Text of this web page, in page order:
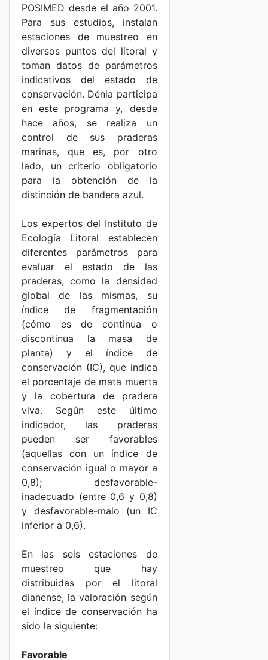
POSIMED desde el año 2001.
Para sus estudios, instalan
estaciones de muestreo en
diversos puntos del litoral y
toman datos de parámetros
indicativos del estado de
conservación. Dénia participa
en este programa y, desde
hace años, se realiza un
control de sus praderas
marinas, que es, por otro
lado, un criterio obligatorio
para la obtención de la
distinción de bandera azul.
Los expertos del Instituto de
Ecología Litoral establecen
diferentes parámetros para
evaluar el estado de las
praderas, como la densidad
global de las mismas, su
índice de fragmentación
(cómo es de continua o
discontinua la masa de
planta) y el índice de
conservación (IC), que indica
el porcentaje de mata muerta
y la cobertura de pradera
viva. Según este último
indicador, las praderas
pueden ser favorables
(aquellas con un índice de
conservación igual o mayor a
0,8); desfavorable-
inadecuado (entre 0,6 y 0,8)
y desfavorable-malo (un IC
inferior a 0,6).
En las seis estaciones de
muestreo que hay
distribuidas por el litoral
dianense, la valoración según
el índice de conservación ha
sido la siguiente:
Favorable